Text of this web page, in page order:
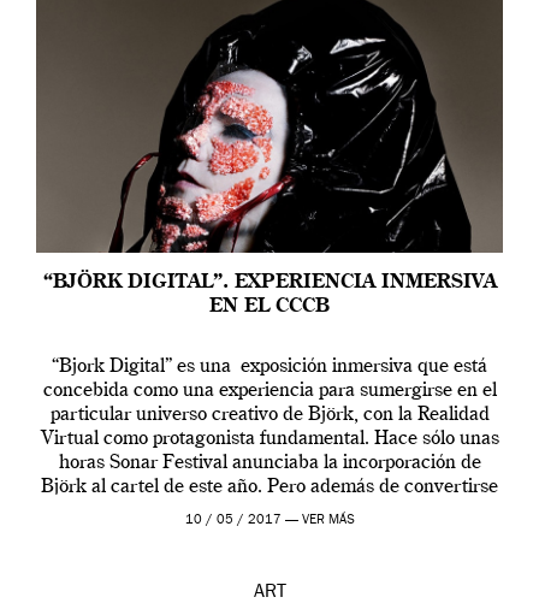
“BJÖRK DIGITAL”. EXPERIENCIA INMERSIVA
EN EL CCCB
“Bjork Digital” es una exposición inmersiva que está
concebida como una experiencia para sumergirse en el
particular universo creativo de Björk, con la Realidad
Virtual como protagonista fundamental. Hace sólo unas
horas Sonar Festival anunciaba la incorporación de
Björk al cartel de este año. Pero además de convertirse
en una de las actuaciones más relevantes […]
10 / 05 / 2017 — VER MÁS
ART